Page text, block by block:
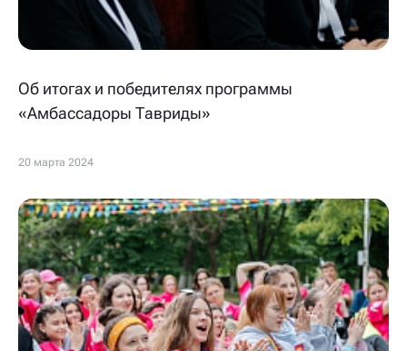
Об итогах и победителях программы
«Амбассадоры Тавриды»
20 марта 2024